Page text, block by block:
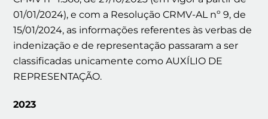
01/01/2024), e com a Resolução CRMV-AL nº 9, de
15/01/2024, as informações referentes às verbas de
indenização e de representação passaram a ser
classificadas unicamente como AUXÍLIO DE
REPRESENTAÇÃO.
2023